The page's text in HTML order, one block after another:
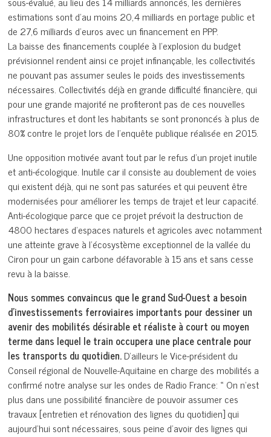
estimations sont d’au moins 20,4 milliards en portage public et
de 27,6 milliards d’euros avec un financement en PPP.
La baisse des financements couplée à l’explosion du budget
prévisionnel rendent ainsi ce projet infinançable, les collectivités
ne pouvant pas assumer seules le poids des investissements
nécessaires. Collectivités déjà en grande difficulté financière, qui
pour une grande majorité ne profiteront pas de ces nouvelles
infrastructures et dont les habitants se sont prononcés à plus de
80% contre le projet lors de l’enquête publique réalisée en 2015.
Une opposition motivée avant tout par le refus d’un projet inutile
et anti-écologique. Inutile car il consiste au doublement de voies
qui existent déjà, qui ne sont pas saturées et qui peuvent être
modernisées pour améliorer les temps de trajet et leur capacité.
Anti-écologique parce que ce projet prévoit la destruction de
4800 hectares d’espaces naturels et agricoles avec notamment
une atteinte grave à l’écosystème exceptionnel de la vallée du
Ciron pour un gain carbone défavorable à 15 ans et sans cesse
revu à la baisse.
Nous sommes convaincus que le grand Sud-Ouest a besoin
d’investissements ferroviaires importants pour dessiner un
avenir des mobilités désirable et réaliste à court ou moyen
terme dans lequel le train occupera une place centrale pour
les transports du quotidien.D’ailleurs le Vice-président du
Conseil régional de Nouvelle-Aquitaine en charge des mobilités a
confirmé notre analyse sur les ondes de Radio France: « On n’est
plus dans une possibilité financière de pouvoir assumer ces
travaux [entretien et rénovation des lignes du quotidien] qui
aujourd’hui sont nécessaires, sous peine d’avoir des lignes qui